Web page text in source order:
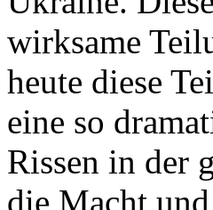
wirksame
heute diese
eine so
Rissen in der
die Macht